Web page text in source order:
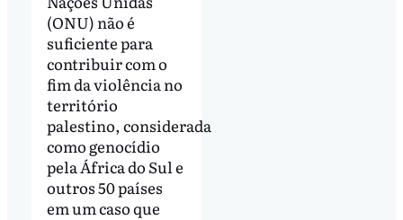
(ONU) não é
suficiente para
contribuir com o
fim da violência no
território
palestino, considerada
como genocídio
pela África do Sul e
outros 50 países
em um caso que